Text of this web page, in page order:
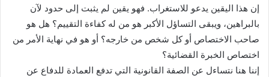
إن هذا اليقين يدعو للاستغراب. فهو يقين لم يثبت إلى حدود لآن
بالبراهين، ويبقى التساؤل الأكبر هو من له كفاءة التقييم؟ هل هو
صاحب الاختصاص أو كل شخص من خارجه؟ أو هو في نهاية الأمر من
اختصاص الخبرة القضائية؟
إننا هنا نتساءل عن الصفة القانونية التي تدفع العمادة للدفاع عن